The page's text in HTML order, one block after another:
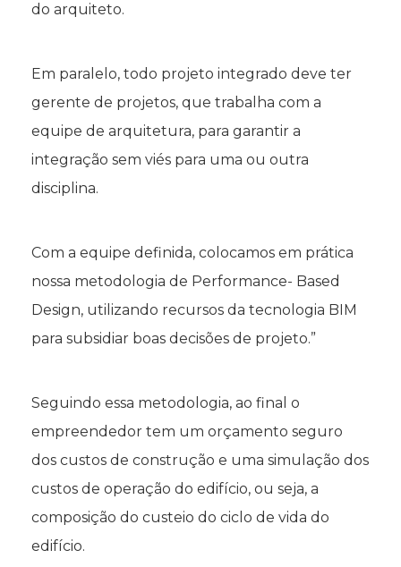
do arquiteto.
Em paralelo, todo projeto integrado deve ter
gerente de projetos, que trabalha com a
equipe de arquitetura, para garantir a
integração sem viés para uma ou outra
disciplina.
Com a equipe definida, colocamos em prática
nossa metodologia de Performance- Based
Design, utilizando recursos da tecnologia BIM
para subsidiar boas decisões de projeto.”
Seguindo essa metodologia, ao final o
empreendedor tem um orçamento seguro
dos custos de construção e uma simulação dos
custos de operação do edifício, ou seja, a
composição do custeio do ciclo de vida do
edifício.